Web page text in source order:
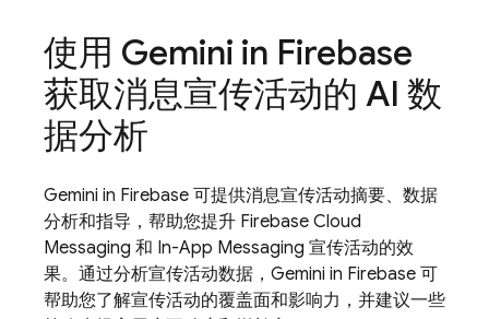
使用 Gemini in Firebase
获取消息宣传活动的 AI 数
据分析
Gemini in Firebase 可提供消息宣传活动摘要、数据
分析和指导，帮助您提升 Firebase Cloud
Messaging 和 In-App Messaging 宣传活动的效
果。通过分析宣传活动数据，Gemini in Firebase 可
帮助您了解宣传活动的覆盖面和影响力，并建议一些